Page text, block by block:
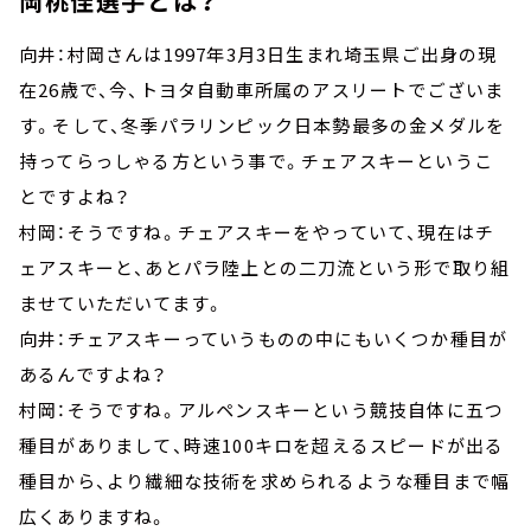
向井：村岡さんは1997年3月3日生まれ埼玉県ご出身の現
在26歳で、今、トヨタ自動車所属のアスリートでございま
す。そして、冬季パラリンピック日本勢最多の金メダルを
持ってらっしゃる方という事で。チェアスキーというこ
とですよね？
村岡：そうですね。チェアスキーをやっていて、現在はチ
ェアスキーと、あとパラ陸上との二刀流という形で取り組
ませていただいてます。
向井：チェアスキーっていうものの中にもいくつか種目が
あるんですよね？
村岡：そうですね。アルペンスキーという競技自体に五つ
種目がありまして、時速100キロを超えるスピードが出る
種目から、より繊細な技術を求められるような種目まで幅
広くありますね。